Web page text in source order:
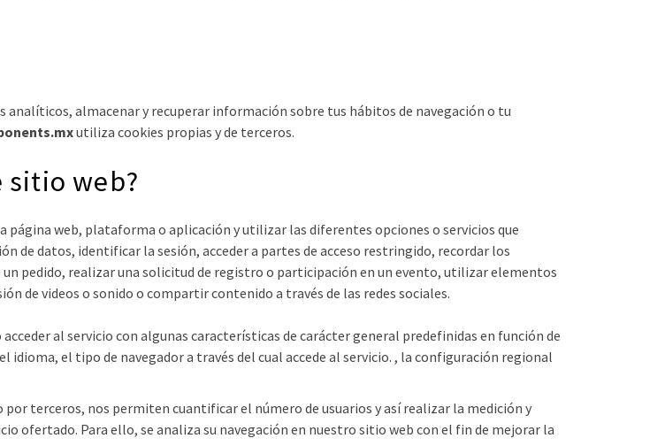
almacenar y recuperar información sobre tus hábitos de navegación o tu
utiliza cookies propias y de terceros.
sitio web?
página web, plataforma o aplicación y utilizar las diferentes opciones o servicios que
datos, identificar la sesión, acceder a partes de acceso restringido, recordar los
pedido, realizar una solicitud de registro o participación en un evento, utilizar elementos
de videos o sonido o compartir contenido a través de las redes sociales.
al servicio con algunas características de carácter general predefinidas en función de
el tipo de navegador a través del cual accede al servicio. , la configuración regional
terceros, nos permiten cuantificar el número de usuarios y así realizar la medición y
ofertado. Para ello, se analiza su navegación en nuestro sitio web con el fin de mejorar la